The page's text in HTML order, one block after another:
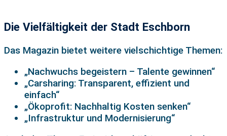
Die Vielfältigkeit der Stadt Eschborn
Das Magazin bietet weitere vielschichtige Themen:
„Nachwuchs begeistern – Talente gewinnen“
„Carsharing: Transparent, effizient und
einfach“
„Ökoprofit: Nachhaltig Kosten senken“
„Infrastruktur und Modernisierung“